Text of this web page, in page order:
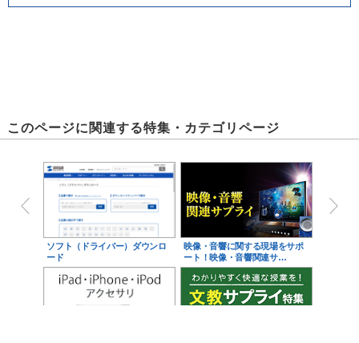
このページに関連する特集・カテゴリページ
ソフト（ドライバー）ダウンロ
ード
映像・音響に関する現場をサポ
ート！映像・音響関連サ…